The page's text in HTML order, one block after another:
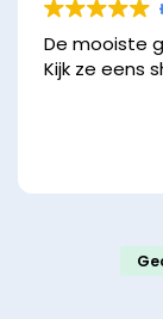
De mooiste
Kijk ze eens